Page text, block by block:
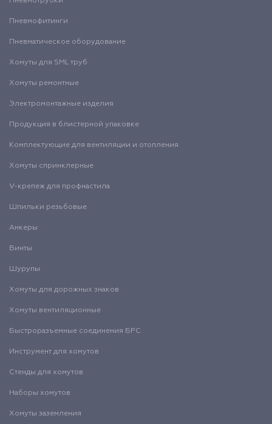
Пневмофитинги
Пневматическое оборудование
Хомуты для SML труб
Хомуты ремонтные
Электромонтажные изделия
Продукция в блистерной упаковке
Комплектующие для вентиляции и отопления
Хомуты спринклерные
V-крепеж для профнастила
Шпильки резьбовые
Анкеры
Винты
Шурупы
Хомуты для дорожных знаков
Хомуты вентиляционные
Быстроразъемные соединения БРС
Инструмент для хомутов
Стенды для хомутов
Наборы хомутов
Хомуты заземления